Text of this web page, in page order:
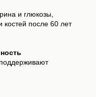
и глюкозы,
костей после 60 лет